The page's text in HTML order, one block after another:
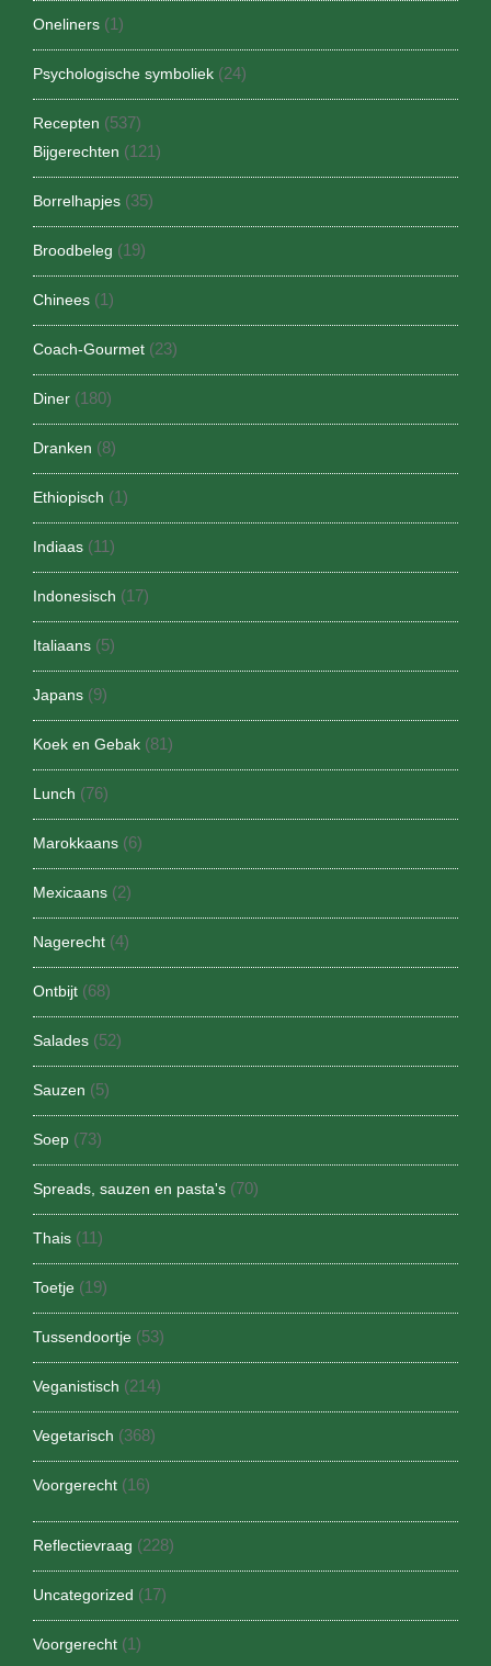
Oneliners (1)
Psychologische symboliek (24)
Recepten (537)
Bijgerechten (121)
Borrelhapjes (35)
Broodbeleg (19)
Chinees (1)
Coach-Gourmet (23)
Diner (180)
Dranken (8)
Ethiopisch (1)
Indiaas (11)
Indonesisch (17)
Italiaans (5)
Japans (9)
Koek en Gebak (81)
Lunch (76)
Marokkaans (6)
Mexicaans (2)
Nagerecht (4)
Ontbijt (68)
Salades (52)
Sauzen (5)
Soep (73)
Spreads, sauzen en pasta's (70)
Thais (11)
Toetje (19)
Tussendoortje (53)
Veganistisch (214)
Vegetarisch (368)
Voorgerecht (16)
Reflectievraag (228)
Uncategorized (17)
Voorgerecht (1)